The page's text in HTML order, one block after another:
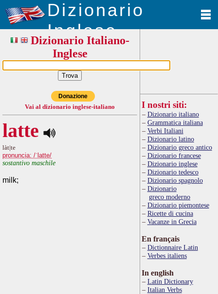
Dizionario
Inglese
Dizionario Italiano-
Inglese
Donazione
Vai al dizionario inglese-italiano
latte
làt|te
pronuncia: /ˈlatte/
sostantivo maschile
milk;
I nostri siti:
Dizionario italiano
Grammatica italiana
Verbi Italiani
Dizionario latino
Dizionario greco antico
Dizionario francese
Dizionario inglese
Dizionario tedesco
Dizionario spagnolo
Dizionario
greco moderno
Dizionario piemontese
Ricette di cucina
Vacanze in Grecia
En français
Dictionnaire Latin
Verbes italiens
In english
Latin Dictionary
Italian Verbs